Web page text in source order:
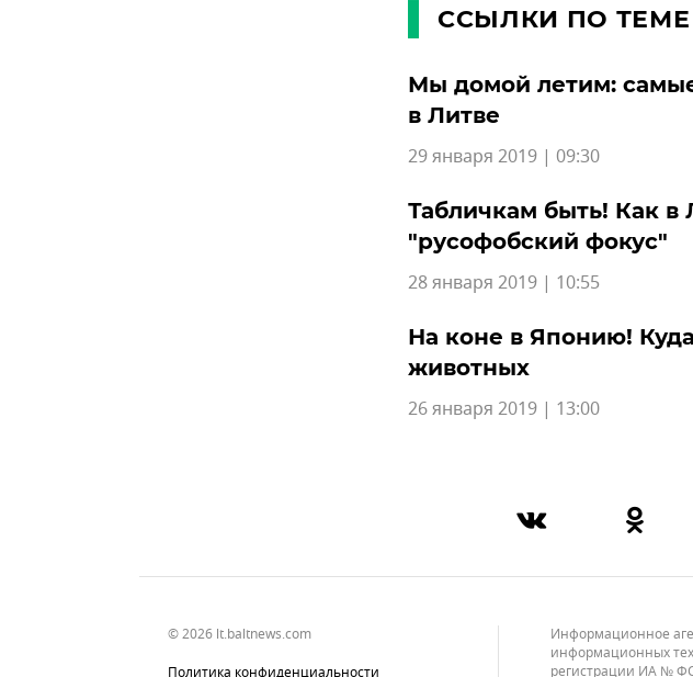
ССЫЛКИ ПО ТЕМЕ
Мы домой летим:
в Литве
29 января 2019 | 09:30
Табличкам быть! Как в
"русофобский фокус"
28 января 2019 | 10:55
На коне в Японию!
животных
26 января 2019 | 13:00
© 2026 lt.baltnews.com
Политика конфиденциальности
Информационное
информационных
регистрации ИА №